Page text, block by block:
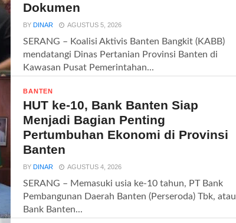
Dokumen
BYDINAR AGUSTUS 5, 2026
SERANG – Koalisi Aktivis Banten Bangkit (KABB)
mendatangi Dinas Pertanian Provinsi Banten di
Kawasan Pusat Pemerintahan...
BANTEN
HUT ke-10, Bank Banten Siap
Menjadi Bagian Penting
Pertumbuhan Ekonomi di Provinsi
Banten
BYDINAR AGUSTUS 4, 2026
SERANG – Memasuki usia ke-10 tahun, PT Bank
Pembangunan Daerah Banten (Perseroda) Tbk, atau
Bank Banten...